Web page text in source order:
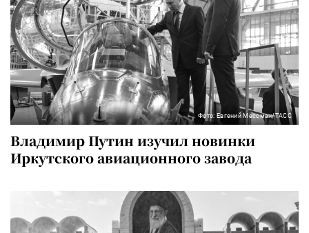
Фото: Евгений Мессман/ТАСС
Владимир Путин изучил новинки
Иркутского авиационного завода